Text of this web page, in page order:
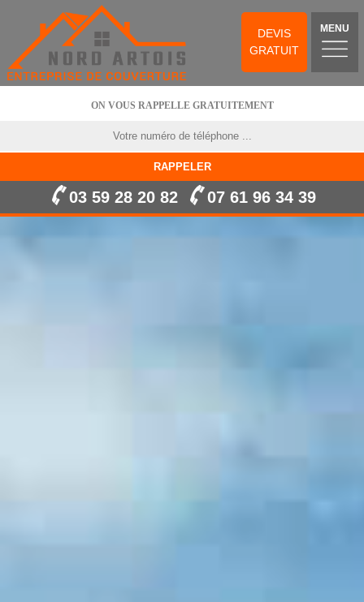
DEVIS
GRATUIT
MENU
ON VOUS RAPPELLE GRATUITEMENT
03 59 28 20 82 07 61 96 34 39